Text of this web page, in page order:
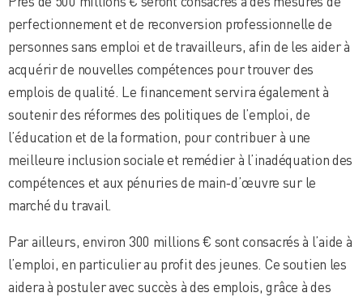
perfectionnement et de reconversion professionnelle de
personnes sans emploi et de travailleurs, afin de les aider à
acquérir de nouvelles compétences pour trouver des
emplois de qualité. Le financement servira également à
soutenir des réformes des politiques de l’emploi, de
l’éducation et de la formation, pour contribuer à une
meilleure inclusion sociale et remédier à l’inadéquation des
compétences et aux pénuries de main‑d’œuvre sur le
marché du travail.
Par ailleurs, environ 300 millions € sont consacrés à l’aide à
l’emploi, en particulier au profit des jeunes. Ce soutien les
aidera à postuler avec succès à des emplois, grâce à des